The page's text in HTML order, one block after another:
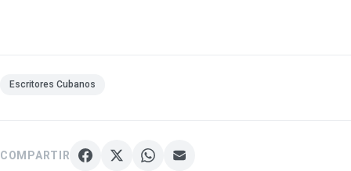
Escritores Cubanos
COMPARTIR